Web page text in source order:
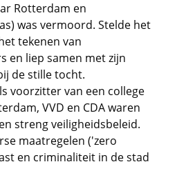
Rotterdam en
was vermoord. Stelde het
tekenen van
en liep samen met zijn
de stille tocht.
voorzitter van een college
VVD en CDA waren
streng veiligheidsbeleid.
maatregelen ('zero
en criminaliteit in de stad